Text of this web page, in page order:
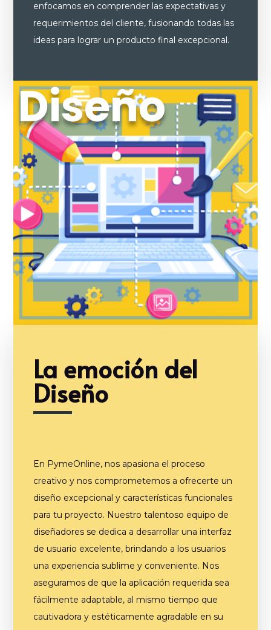
enfocamos en comprender las expectativas y
requerimientos del cliente, fusionando todas las
ideas para lograr un producto final excepcional.
Diseño
La emoción del
Diseño
En PymeOnline, nos apasiona el proceso
creativo y nos comprometemos a ofrecerte un
diseño excepcional y características funcionales
para tu proyecto. Nuestro talentoso equipo de
diseñadores se dedica a desarrollar una interfaz
de usuario excelente, brindando a los usuarios
una experiencia sublime y conveniente. Nos
aseguramos de que la aplicación requerida sea
fácilmente adaptable, al mismo tiempo que
cautivadora y estéticamente agradable en su